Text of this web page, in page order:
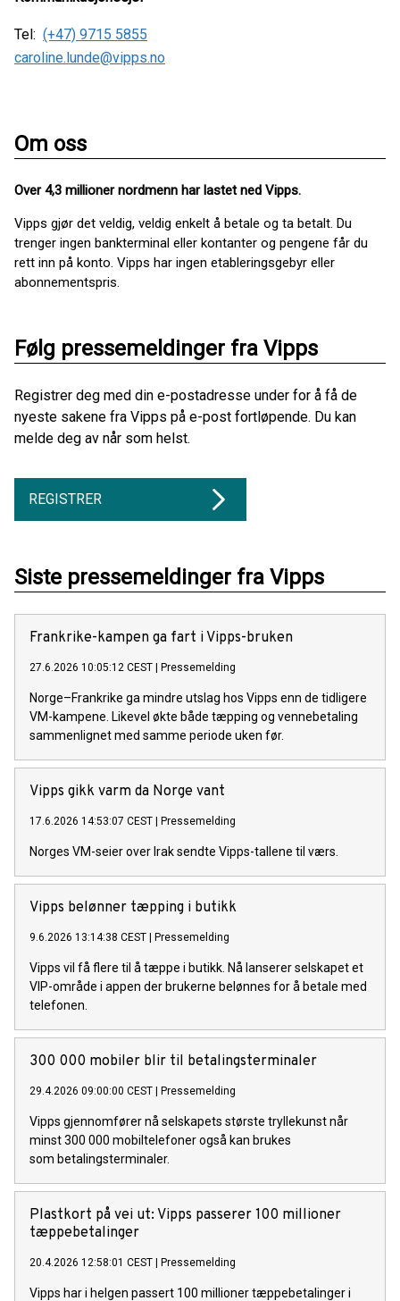
Tel: (+47) 9715 5855
caroline.lunde@vipps.no
Om oss
Over 4,3 millioner nordmenn har lastet ned Vipps.
Vipps gjør det veldig, veldig enkelt å betale og ta betalt. Du
trenger ingen bankterminal eller kontanter og pengene får du
rett inn på konto. Vipps har ingen etableringsgebyr eller
abonnementspris.
Følg pressemeldinger fra Vipps
Registrer deg med din e-postadresse under for å få de
nyeste sakene fra Vipps på e-post fortløpende. Du kan
melde deg av når som helst.
REGISTRER
Siste pressemeldinger fra Vipps
Frankrike-kampen ga fart i Vipps-bruken
27.6.2026 10:05:12 CEST Pressemelding
Norge–Frankrike ga mindre utslag hos Vipps enn de tidligere
VM-kampene. Likevel økte både tæpping og vennebetaling
sammenlignet med samme periode uken før.
Vipps gikk varm da Norge vant
17.6.2026 14:53:07 CEST Pressemelding
Norges VM-seier over Irak sendte Vipps-tallene til værs.
Vipps belønner tæpping i butikk
9.6.2026 13:14:38 CEST Pressemelding
Vipps vil få flere til å tæppe i butikk. Nå lanserer selskapet et
VIP-område i appen der brukerne belønnes for å betale med
telefonen.
300 000 mobiler blir til betalingsterminaler
29.4.2026 09:00:00 CEST Pressemelding
Vipps gjennomfører nå selskapets største tryllekunst når
minst 300 000 mobiltelefoner også kan brukes
som betalingsterminaler.
Plastkort på vei ut: Vipps passerer 100 millioner
tæppebetalinger
20.4.2026 12:58:01 CEST Pressemelding
Vipps har i helgen passert 100 millioner tæppebetalinger i